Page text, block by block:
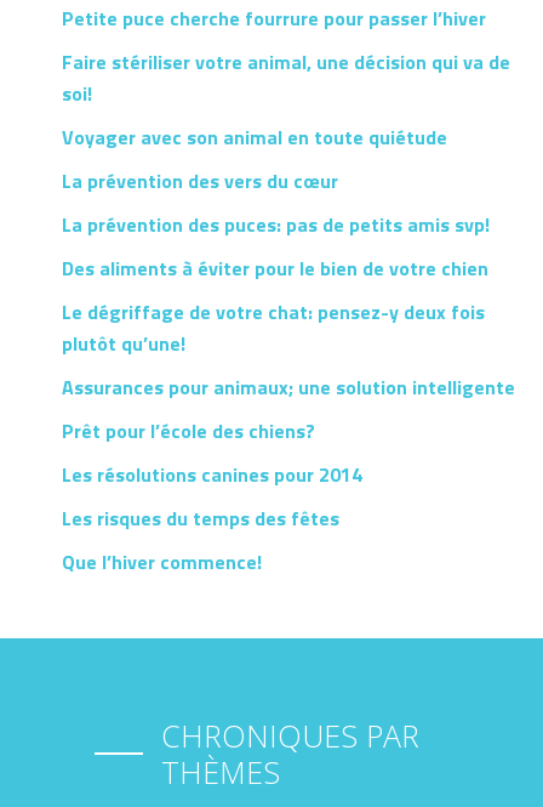
Petite puce cherche fourrure pour passer l’hiver
Faire stériliser votre animal, une décision qui va de
soi!
Voyager avec son animal en toute quiétude
La prévention des vers du cœur
La prévention des puces: pas de petits amis svp!
Des aliments à éviter pour le bien de votre chien
Le dégriffage de votre chat: pensez-y deux fois
plutôt qu’une!
Assurances pour animaux; une solution intelligente
Prêt pour l’école des chiens?
Les résolutions canines pour 2014
Les risques du temps des fêtes
Que l’hiver commence!
CHRONIQUES PAR
THÈMES